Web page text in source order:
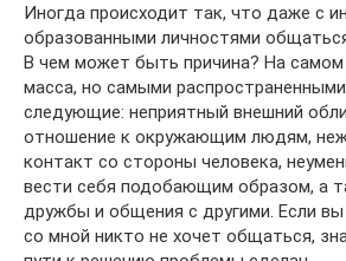
Иногда происходит так, что даже с
образованными личностями
В чем может быть причина? На самом
масса, но самыми
следующие: неприятный внешний
отношение к окружающим людям,
контакт со стороны человека,
вести себя подобающим образом, а
дружбы и общения с другими. Если
со мной никто не хочет общаться,